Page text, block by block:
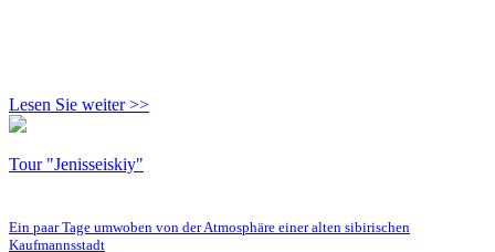
Lesen Sie weiter >>
Tour "Jenisseiskiy"
Ein paar Tage umwoben von der Atmosphäre einer alten sibirischen
Kaufmannsstadt